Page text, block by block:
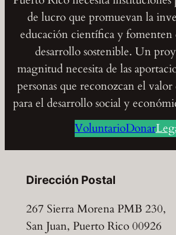
de lucro que promuevan la
educación científica y fomenten
desarrollo sostenible. Un
magnitud necesita de las
personas que reconozcan el
para el desarrollo social y
VoluntarioDonar
Dirección Postal
267 Sierra Morena PMB 230,
San Juan, Puerto Rico 00926